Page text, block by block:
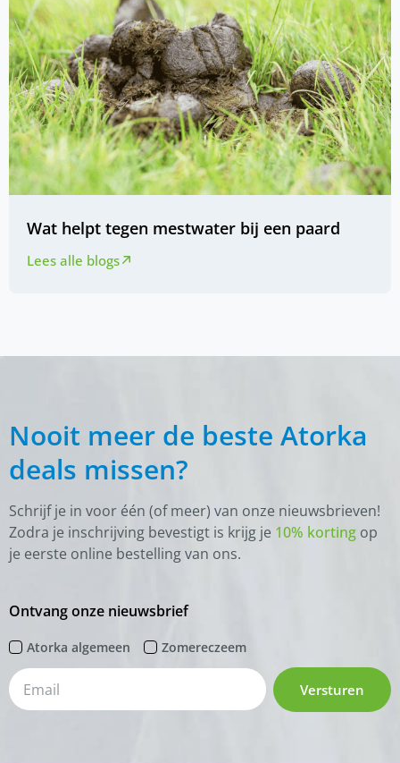
Wat helpt tegen mestwater bij een paard
Lees alle blogs
Nooit meer de beste Atorka
deals missen?
Schrijf je in voor één (of meer) van onze nieuwsbrieven!
Zodra je inschrijving bevestigt is krijg je 10% korting op
je eerste online bestelling van ons.
Ontvang onze nieuwsbrief
Atorka algemeen Zomereczeem
Versturen